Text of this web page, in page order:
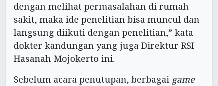
dengan melihat permasalahan di rumah
sakit, maka ide penelitian bisa muncul dan
langsung diikuti dengan penelitian,” kata
dokter kandungan yang juga Direktur RSI
Hasanah Mojokerto ini.
Sebelum acara penutupan, berbagai game